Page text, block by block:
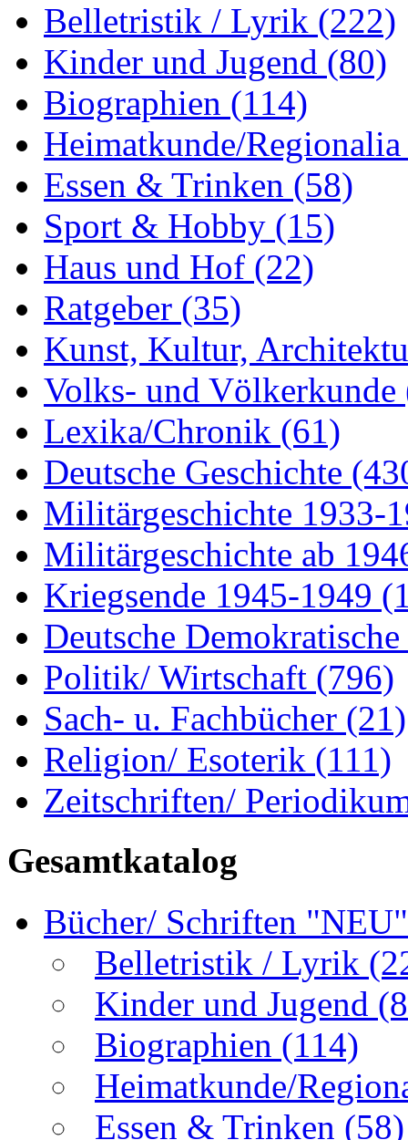
Belletristik / Lyrik (222)
Kinder und Jugend (80)
Biographien (114)
Heimatkunde/
Essen & Trinken (58)
Sport & Hobby (15)
Haus und Hof (22)
Ratgeber (35)
Kunst, Kultur,
Volks- und Völkerkunde
Lexika/Chronik (61)
Deutsche Geschichte
Militärgeschichte 1933-
Militärgeschichte ab
Kriegsende 1945-1949
Deutsche
Politik/ Wirtschaft (796)
Sach- u. Fachbücher (21)
Religion/ Esoterik (111)
Zeitschriften/
Gesamtkatalog
Bücher/ Schriften
Belletristik / Lyrik
Kinder und Jugend
Biographien (114)
Heimatkunde/
Essen & Trinken (58)